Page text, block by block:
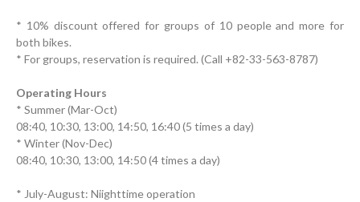
* 10% discount offered for groups of 10 people and more for
both bikes.
* For groups, reservation is required. (Call +82-33-563-8787)
Operating Hours
* Summer (Mar-Oct)
08:40, 10:30, 13:00, 14:50, 16:40 (5 times a day)
* Winter (Nov-Dec)
08:40, 10:30, 13:00, 14:50 (4 times a day)
* July-August: Niighttime operation